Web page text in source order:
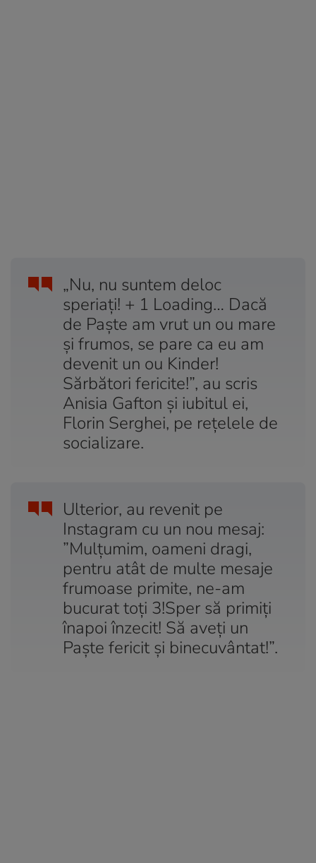
„Nu, nu suntem deloc
speriați! + 1 Loading… Dacă
de Paște am vrut un ou mare
și frumos, se pare ca eu am
devenit un ou Kinder!
Sărbători fericite!”, au scris
Anisia Gafton și iubitul ei,
Florin Serghei, pe rețelele de
socializare.
Ulterior, au revenit pe
Instagram cu un nou mesaj:
”Mulțumim, oameni dragi,
pentru atât de multe mesaje
frumoase primite, ne-am
bucurat toți 3!Sper să primiți
înapoi înzecit! Să aveți un
Paște fericit și binecuvântat!”.